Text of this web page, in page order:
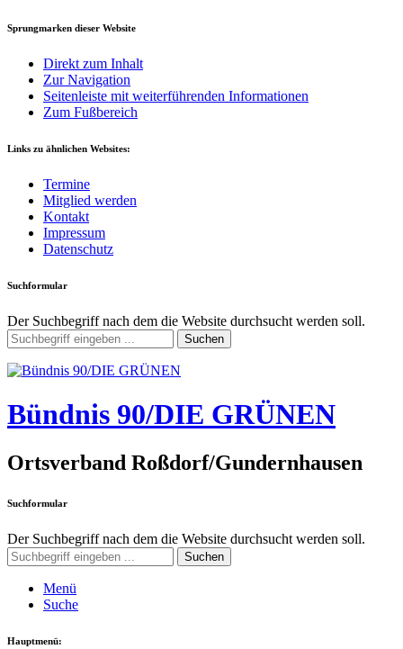
Sprungmarken dieser Website
Direkt zum Inhalt
Zur Navigation
Seitenleiste mit weiterführenden Informationen
Zum Fußbereich
Links zu ähnlichen Websites:
Termine
Mitglied werden
Kontakt
Impressum
Datenschutz
Suchformular
Der Suchbegriff nach dem die Website durchsucht werden soll.
Suchen
Bündnis 90/DIE GRÜNEN
Ortsverband Roßdorf/Gundernhausen
Suchformular
Der Suchbegriff nach dem die Website durchsucht werden soll.
Suchen
Menü
Suche
Hauptmenü: